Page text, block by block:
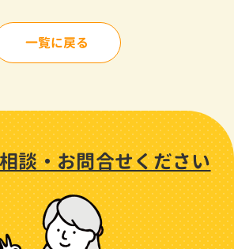
一覧に戻る
談・お問合せください